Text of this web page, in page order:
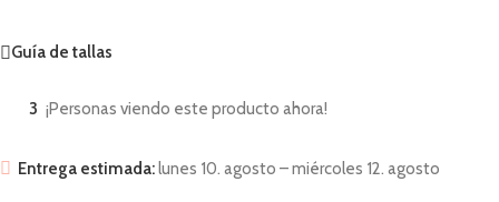
Guía de tallas
3 ¡Personas viendo este producto ahora!
Entrega estimada:lunes 10. agosto – miércoles 12. agosto